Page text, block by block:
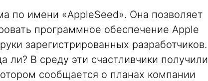
по имени «AppleSeed». Она позволяет
программное обеспечение Apple
зарегистрированных разработчиков.
ли? В среду эти счастливчики получили
сообщается о планах компании